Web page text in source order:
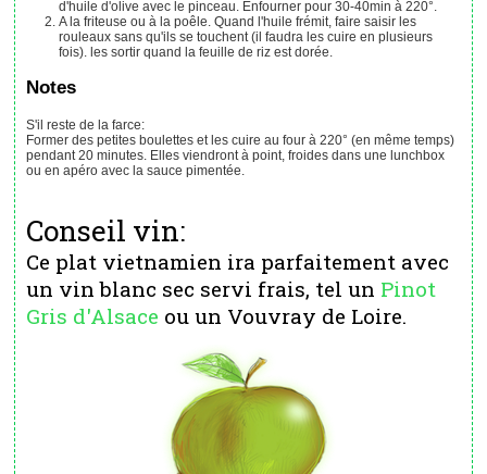
d'huile d'olive avec le pinceau. Enfourner pour 30-40min à 220°.
A la friteuse ou à la poêle. Quand l'huile frémit, faire saisir les
rouleaux sans qu'ils se touchent (il faudra les cuire en plusieurs
fois). les sortir quand la feuille de riz est dorée.
Notes
S'il reste de la farce:
Former des petites boulettes et les cuire au four à 220° (en même temps)
pendant 20 minutes. Elles viendront à point, froides dans une lunchbox
ou en apéro avec la sauce pimentée.
Conseil vin:
Ce plat vietnamien ira parfaitement avec
un vin blanc sec servi frais, tel un Pinot
Gris d'Alsace ou un Vouvray de Loire.